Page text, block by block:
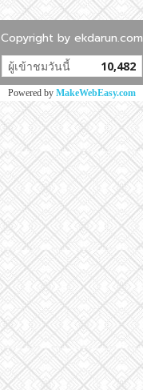
Copyright by ekdarun.com
ผู้เข้าชมวันนี้ 10,482
Powered by MakeWebEasy.com